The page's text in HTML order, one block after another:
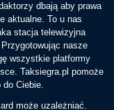
dbają aby prawa
aktualne. To u nas
stacja telewizyjna
nasze
wszystkie platformy
Taksiegra.pl pomoże
do Ciebie.
może uzależniać.